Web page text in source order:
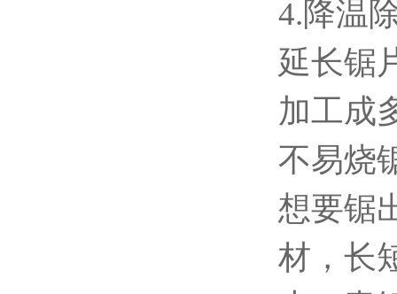
4.降温
延长锯
加工成
不易烧
想要锯
材，长